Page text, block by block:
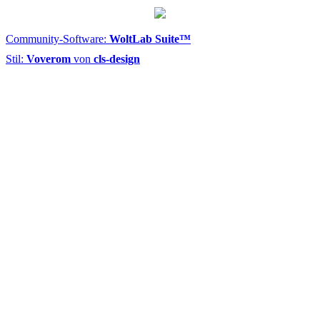
Community-Software: WoltLab Suite™
Stil: Voverom von cls-design